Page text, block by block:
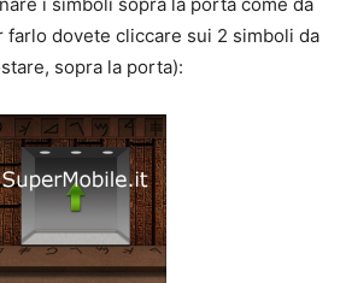
farlo dovete cliccare sui 2 simboli da
sopra la porta):